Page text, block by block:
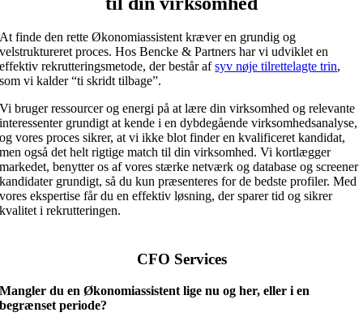
At finde den rette Økonomiassistent kræver en grundig og
velstruktureret proces. Hos Bencke & Partners har vi udviklet en
effektiv rekrutteringsmetode, der består afsyv nøje tilrettelagte trin,
som vi kalder “ti skridt tilbage”.
Vi bruger ressourcer og energi på at lære din virksomhed og relevante
interessenter grundigt at kende i en dybdegående virksomhedsanalyse,
og vores proces sikrer, at vi ikke blot finder en kvalificeret kandidat,
men også det helt rigtige match til din virksomhed. Vi kortlægger
markedet, benytter os af vores stærke netværk og database og screener
kandidater grundigt, så du kun præsenteres for de bedste profiler. Med
vores ekspertise får du en effektiv løsning, der sparer tid og sikrer
kvalitet i rekrutteringen.
CFO Services
Mangler du en Økonomiassistent lige nu og her, eller i en
begrænset periode?